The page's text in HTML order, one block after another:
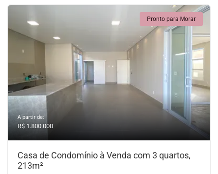
Pronto para Morar
A partir de:
R$ 1.800.000
Casa de Condomínio à Venda com 3 quartos,
213m²